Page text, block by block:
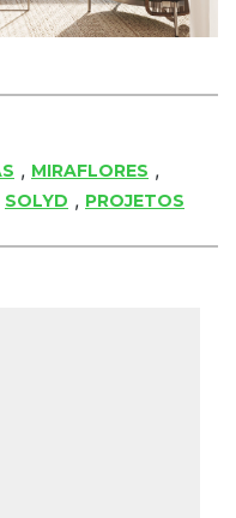
, MIRAFLORES ,
SOLYD , PROJETOS